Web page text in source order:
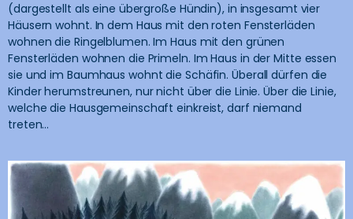
(dargestellt als eine übergroße Hündin), in insgesamt vier
Häusern wohnt. In dem Haus mit den roten Fensterläden
wohnen die Ringelblumen. Im Haus mit den grünen
Fensterläden wohnen die Primeln. Im Haus in der Mitte essen
sie und im Baumhaus wohnt die Schäfin. Überall dürfen die
Kinder herumstreunen, nur nicht über die Linie. Über die Linie,
welche die Hausgemeinschaft einkreist, darf niemand
treten…